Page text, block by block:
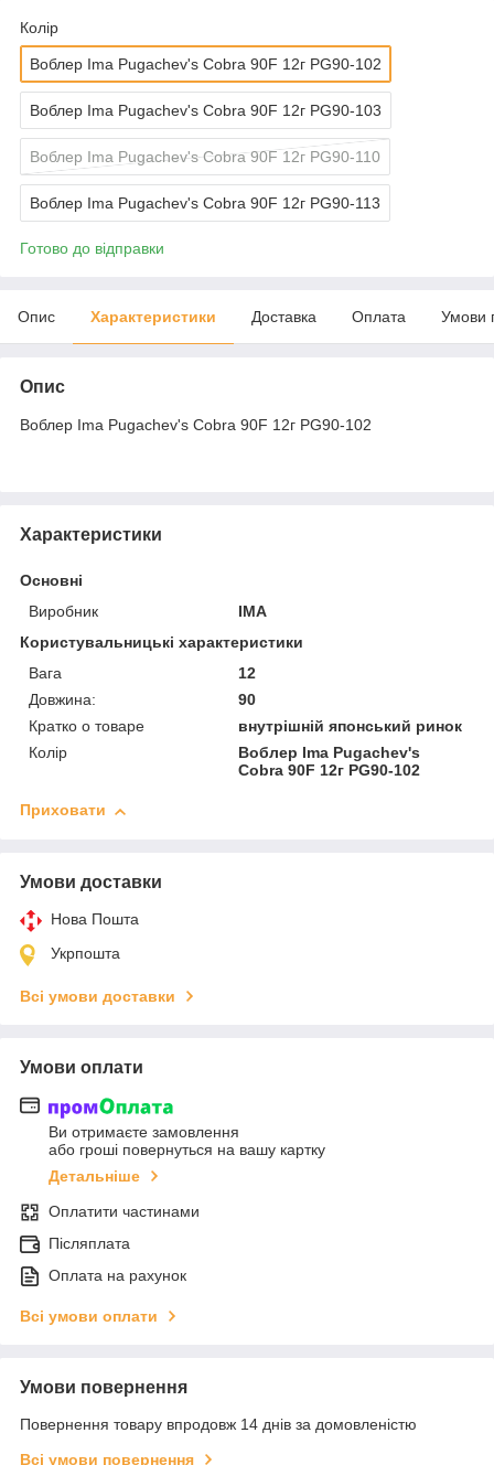
Колір
Воблер Ima Pugachev's Cobra 90F 12г PG90-102
Воблер Ima Pugachev's Cobra 90F 12г PG90-103
Воблер Ima Pugachev's Cobra 90F 12г PG90-110
Воблер Ima Pugachev's Cobra 90F 12г PG90-113
Готово до відправки
Опис Характеристики Доставка Оплата Умови
Опис
Воблер Ima Pugachev's Cobra 90F 12г PG90-102
Характеристики
Основні
Виробник
IMA
Користувальницькі характеристики
Вага
12
Довжина:
90
Кратко о товаре
внутрішній японський ринок
Колір
Воблер Ima Pugachev's
Cobra 90F 12г PG90-102
Приховати
Умови доставки
Нова Пошта
Укрпошта
Всі умови доставки
Умови оплати
Ви отримаєте замовлення
або гроші повернуться на вашу картку
Детальніше
Оплатити частинами
Післяплата
Оплата на рахунок
Всі умови оплати
Умови повернення
Повернення товару впродовж 14 днів за домовленістю
Всі умови повернення